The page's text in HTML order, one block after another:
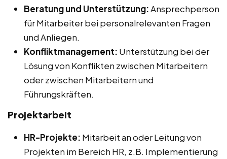
Beratung und Unterstützung:Ansprechperson
für Mitarbeiter bei personalrelevanten Fragen
und Anliegen.
Konfliktmanagement: Unterstützung bei der
Lösung von Konflikten zwischen Mitarbeitern
oder zwischen Mitarbeitern und
Führungskräften.
Projektarbeit
HR-Projekte: Mitarbeit an oder Leitung von
Projekten im Bereich HR, z.B. Implementierung